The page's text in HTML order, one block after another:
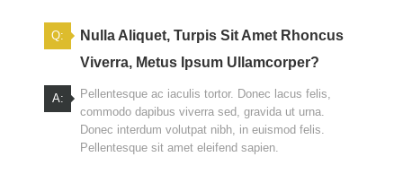
Q:
Nulla Aliquet, Turpis Sit Amet Rhoncus
Viverra, Metus Ipsum Ullamcorper?
A:
Pellentesque ac iaculis tortor. Donec lacus felis,
commodo dapibus viverra sed, gravida ut urna.
Donec interdum volutpat nibh, in euismod felis.
Pellentesque sit amet eleifend sapien.